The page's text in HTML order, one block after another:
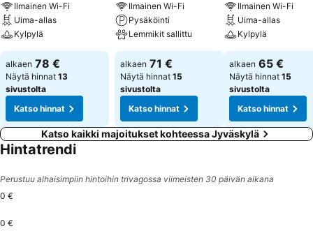
Ilmainen Wi-Fi
Uima-allas
Kylpylä
alkaen 78 €
Näytä hinnat 13
sivustolta
Katso hinnat
Ilmainen Wi-Fi
Pysäköinti
Lemmikit sallittu
alkaen 71 €
Näytä hinnat 15
sivustolta
Katso hinnat
Ilmainen Wi-Fi
Uima-allas
Kylpylä
alkaen 65 €
Näytä hinnat 15
sivustolta
Katso hinnat
Katso kaikki majoitukset kohteessa Jyväskylä
Hintatrendi
Perustuu alhaisimpiin hintoihin trivagossa viimeisten 30 päivän aikana
0 €
0 €